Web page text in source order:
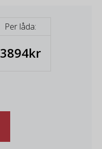
Per låda:
3894kr